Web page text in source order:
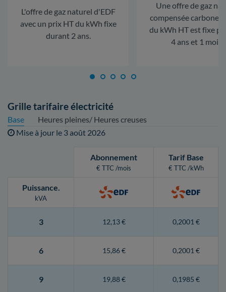
L'offre de gaz naturel d'EDF
avec un prix HT du kWh fixe
durant 2 ans.
Une offre de gaz
compensée carbone.
du kWh HT est fixe
4 ans et 1 mois.
Grille tarifaire électricité
Base
Heures pleines/ Heures creuses
Mise à jour le 3 août 2026
Abonnement
€ TTC /mois
Tarif Base
€ TTC /kWh
Puissance.
kVA
3 12,13 € 0,2001 €
6 15,86 € 0,2001 €
9 19,88 € 0,1985 €